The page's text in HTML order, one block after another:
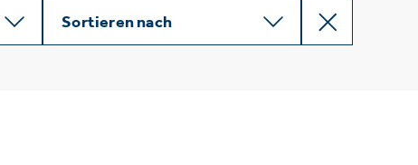
Sortieren nach